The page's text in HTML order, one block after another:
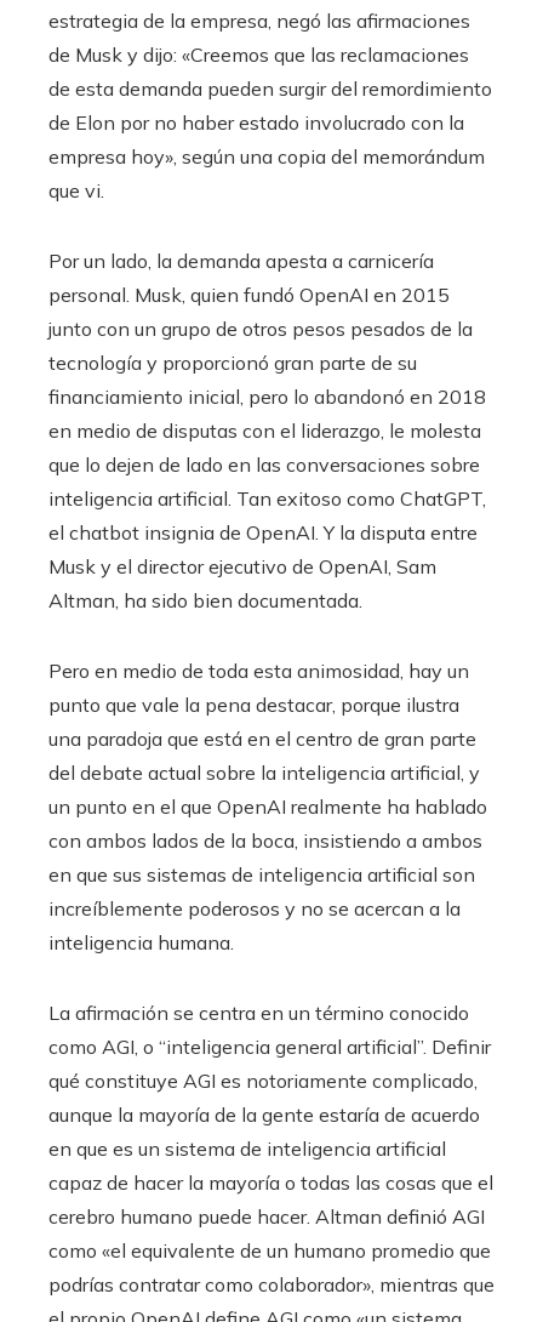
estrategia de la empresa, negó las afirmaciones
de Musk y dijo: «Creemos que las reclamaciones
de esta demanda pueden surgir del remordimiento
de Elon por no haber estado involucrado con la
empresa hoy», según una copia del memorándum
que vi.
Por un lado, la demanda apesta a carnicería
personal. Musk, quien fundó OpenAI en 2015
junto con un grupo de otros pesos pesados ​​de la
tecnología y proporcionó gran parte de su
financiamiento inicial, pero lo abandonó en 2018
en medio de disputas con el liderazgo, le molesta
que lo dejen de lado en las conversaciones sobre
inteligencia artificial. Tan exitoso como ChatGPT,
el chatbot insignia de OpenAI. Y la disputa entre
Musk y el director ejecutivo de OpenAI, Sam
Altman, ha sido bien documentada.
Pero en medio de toda esta animosidad, hay un
punto que vale la pena destacar, porque ilustra
una paradoja que está en el centro de gran parte
del debate actual sobre la inteligencia artificial, y
un punto en el que OpenAI realmente ha hablado
con ambos lados de la boca, insistiendo a ambos
en que sus sistemas de inteligencia artificial son
increíblemente poderosos y no se acercan a la
inteligencia humana.
La afirmación se centra en un término conocido
como AGI, o “inteligencia general artificial”. Definir
qué constituye AGI es notoriamente complicado,
aunque la mayoría de la gente estaría de acuerdo
en que es un sistema de inteligencia artificial
capaz de hacer la mayoría o todas las cosas que el
cerebro humano puede hacer. Altman definió AGI
como «el equivalente de un humano promedio que
podrías contratar como colaborador», mientras que